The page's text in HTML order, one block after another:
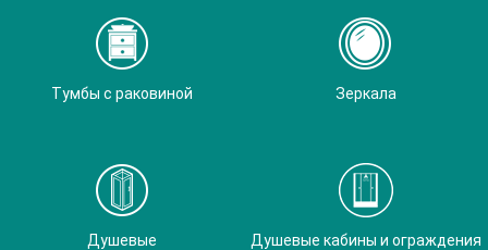
Тумбы с раковиной Зеркала
Душевые
Душевые кабины и ограждения